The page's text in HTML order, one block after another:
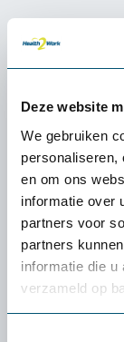
Deze website
We gebruiken
personaliseren,
en om ons
informatie over
partners voor
partners
informatie die u
verzameld op
écht
Wat kost
De
volledig
muis of